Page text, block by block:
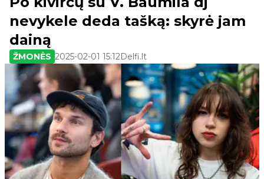
nevykele deda tašką: skyrė jam
dainą
ŽMONĖS 2025-02-01 15:12Delfi.lt